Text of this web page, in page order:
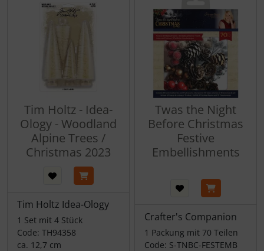
Tim Holtz - Idea-
Ology - Woodland
Alpine Trees /
Christmas 2023
Tim Holtz Idea-Ology
1 Set mit 4 Stück
Code: TH94358
ca. 12,7 cm
Twas the Night
Before Christmas
Festive
Embellishments
Crafter's Companion
1 Packung mit 70 Teilen
Code: S-TNBC-FESTEMB